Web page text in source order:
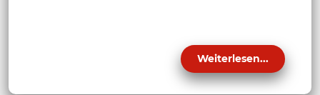
Weiterlesen...